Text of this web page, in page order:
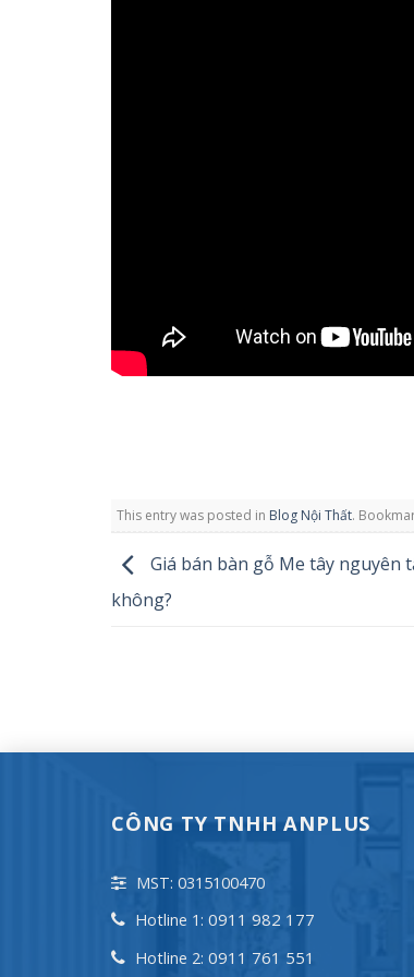
This entry was posted in Blog Nội Thất.
Giá bán bàn gỗ Me tây nguyên
không?
CÔNG TY TNHH ANPLUS
MST: 0315100470
Hotline 1: 0911 982 177
Hotline 2: 0911 761 551